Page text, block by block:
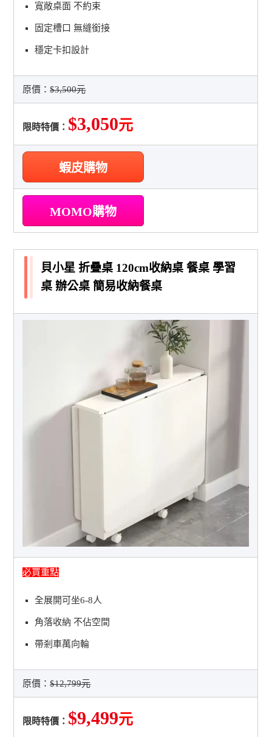
寬敞桌面 不約束
固定槽口 無縫銜接
穩定卡扣設計
原價：$3,500元
限時特價： $3,050元
蝦皮購物
MOMO購物
貝小星 折疊桌 120cm收納桌 餐桌 學習
桌 辦公桌 簡易收納餐桌
必買重點
全展開可坐6-8人
角落收納 不佔空間
帶剎車萬向輪
原價：$12,799元
限時特價： $9,499元